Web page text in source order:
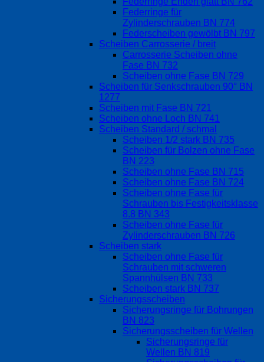
Federringe für
Zylinderschrauben BN 774
Federscheiben gewölbt BN 797
Scheiben Carrosserie / breit
Carrosserie Scheiben ohne
Fase BN 732
Scheiben ohne Fase BN 729
Scheiben für Senkschrauben 90° BN
1277
Scheiben mit Fase BN 721
Scheiben ohne Loch BN 741
Scheiben Standard / schmal
Scheiben 1/2 stark BN 735
Scheiben für Bolzen ohne Fase
BN 223
Scheiben ohne Fase BN 715
Scheiben ohne Fase BN 724
Scheiben ohne Fase für
Schrauben bis Festigkeitsklasse
8.8 BN 343
Scheiben ohne Fase für
Zylinderschrauben BN 726
Scheiben stark
Scheiben ohne Fase für
Schrauben mit schweren
Spannhülsen BN 733
Scheiben stark BN 737
Sicherungsscheiben
Sicherungsringe für Bohrungen
BN 823
Sicherungsscheiben für Wellen
Sicherungsringe für
Wellen BN 819